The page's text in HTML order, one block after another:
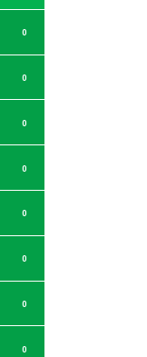
0
0
0
0
0
0
0
0